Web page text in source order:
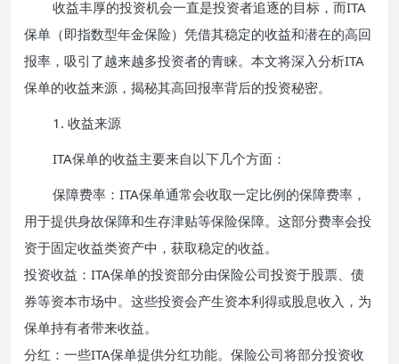
收益丰厚的投资机会一直是投资者追逐的目标，而ITA
保单（即指数型年金保险）凭借其稳定的收益和潜在的高回
报率，吸引了越来越多投资者的青睐。本文将深入分析ITA
保单的收益来源，揭秘其高回报率背后的投资秘密。
1. 收益来源
ITA保单的收益主要来自以下几个方面：
保障费率：ITA保单通常会收取一定比例的保障费率，
用于提供身故保障和生存津贴等保险保障。这部分费率会投
资于固定收益类资产中，获取稳定的收益。
投资收益：ITA保单的投资部分由保险公司投资于股票、债
券等资本市场中。这些投资会产生资本利得或股息收入，为
保单持有者带来收益。
分红：一些ITA保单提供分红功能。保险公司将部分投资收